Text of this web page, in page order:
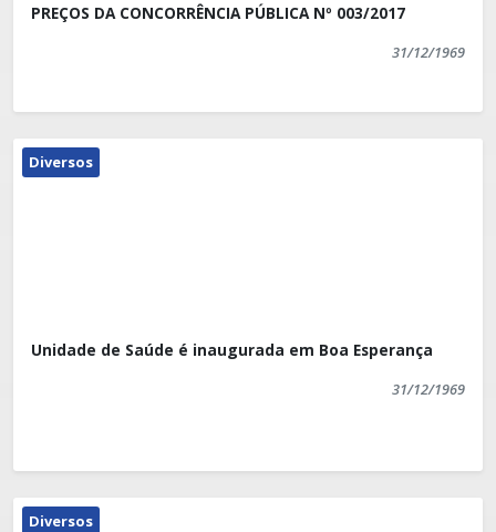
PREÇOS DA CONCORRÊNCIA PÚBLICA Nº 003/2017
31/12/1969
Diversos
Unidade de Saúde é inaugurada em Boa Esperança
31/12/1969
Diversos